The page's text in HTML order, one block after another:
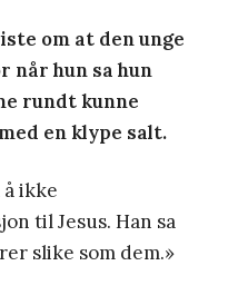
om at den unge
når hun sa hun
rundt kunne
en klype salt.
ikke
til Jesus. Han sa
slike som dem.»